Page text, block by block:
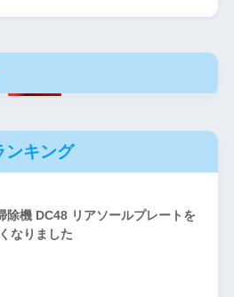
ンキング
除機 DC48 リアソールプレートを
なりました